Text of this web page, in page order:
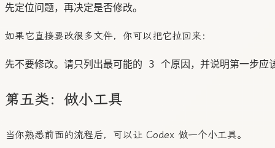
如果它直接要改很多文件，你可以把它拉回来：
第五类：做小工具
当你熟悉前面的流程后，可以让 Codex 做一个小工具。